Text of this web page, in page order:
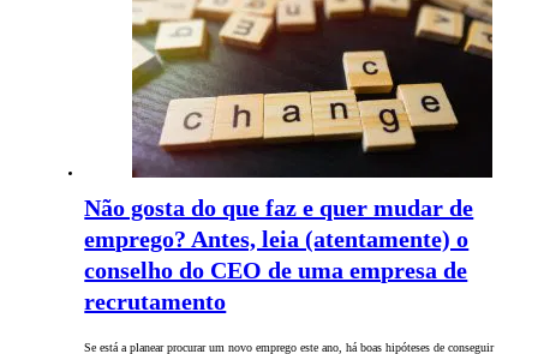
Não gosta do que faz e quer mudar de
emprego? Antes, leia (atentamente) o
conselho do CEO de uma empresa de
recrutamento
Se está a planear procurar um novo emprego este ano, há boas hipóteses de conseguir